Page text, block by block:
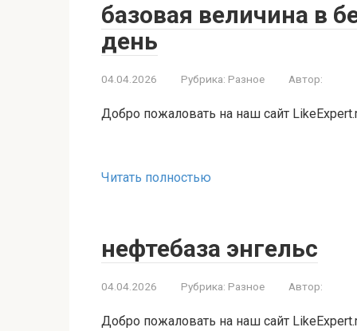
базовая величина в
день
04.04.2026 Рубрика: Разное Автор:
Добро пожаловать на наш сайт
Читать полностью
нефтебаза энгельс
04.04.2026 Рубрика: Разное Автор:
Добро пожаловать на наш сайт